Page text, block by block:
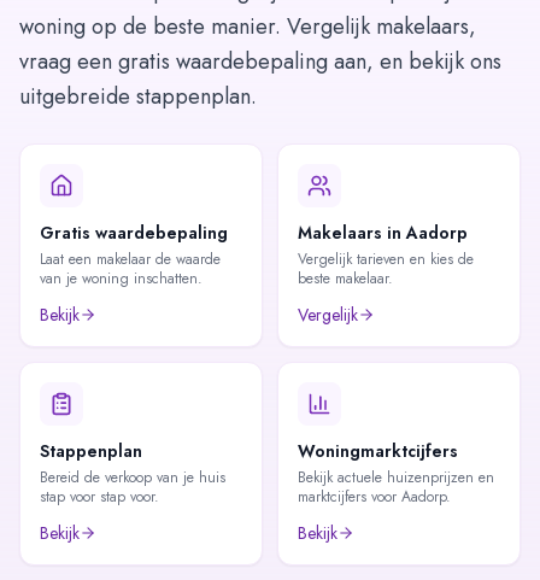
woning op de beste manier. Vergelijk makelaars,
vraag een gratis waardebepaling aan, en bekijk ons
uitgebreide stappenplan.
Gratis waardebepaling
Laat een makelaar de waarde
van je woning inschatten.
Bekijk
Makelaars in Aadorp
Vergelijk tarieven en kies de
beste makelaar.
Vergelijk
Stappenplan
Bereid de verkoop van je huis
stap voor stap voor.
Bekijk
Woningmarktcijfers
Bekijk actuele huizenprijzen en
marktcijfers voor Aadorp.
Bekijk